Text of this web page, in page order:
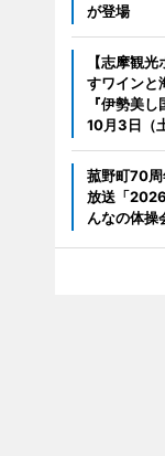
が登場
【志摩観
すワインと
『伊勢美
10月3日（
菰野町70
放送「
んなの体操